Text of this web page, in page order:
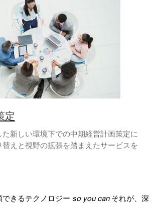
定
新しい環境下での中期経営計画策定に
えと視野の拡張を踏まえたサービスを
きるテクノロジー so you can それが、深